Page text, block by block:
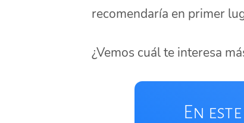
recomendaría en primer
¿Vemos cuál te interesa
En